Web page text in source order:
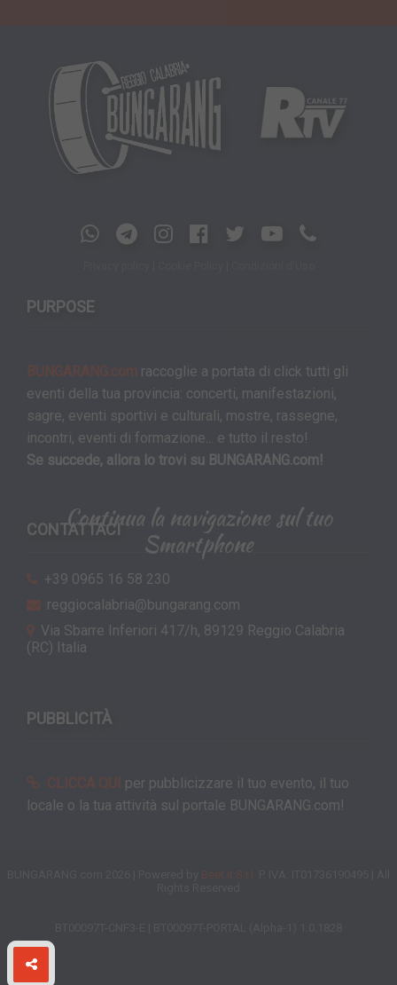
Continua la navigazione sul tuo
Smartphone
PURPOSE
BUNGARANG.com raccoglie a portata di click tutti gli
eventi della tua provincia: concerti, manifestazioni,
sagre, eventi sportivi e culturali, mostre, rassegne,
incontri, eventi di formazione... e tutto il resto!
Se succede, allora lo trovi su BUNGARANG.com!
CONTATTACI
+39 0965 16 58 230
reggiocalabria@bungarang.com
Via Sbarre Inferiori 417/h, 89129 Reggio Calabria
(RC) Italia
PUBBLICITÀ
CLICCA QUI
per pubblicizzare il tuo evento, il tuo
locale o la tua attività sul portale BUNGARANG.com!
Beet.it S.r.l.